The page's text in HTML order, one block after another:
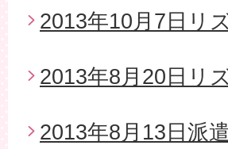
2013年10月7日リ
2013年8月20日リ
2013年8月13日派